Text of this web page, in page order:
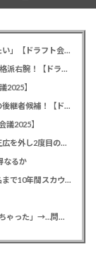
カープドラ6西川篤夢！「日本を代表する遊撃手になりたい」【ドラフト会議2025】
カープドラ5赤木晴哉！191cm最速153キロ！佛教大の本格派右腕！【ドラフト会議2025】
2025】
カープドラ3勝田成！近畿大163cmセカンド！菊池涼介の後継者候補！【ドラフト会議2025】
議2025】
カープドラ1平川蓮！187cmのスイッチヒッター！立石正広を外し2度目の重複も新井監督がクジを引き当てる！【ドラフト会議2025】
なるか
緒方孝市カープドラ3指名で青学出禁！澤﨑俊和の逆指名まで10年間スカウト出禁
【悲報】彼女「ごめん！俺くんの貯金、情報商材に使っちゃった」→…問い詰めたらギャン泣きされたんだが俺が悪いのか？